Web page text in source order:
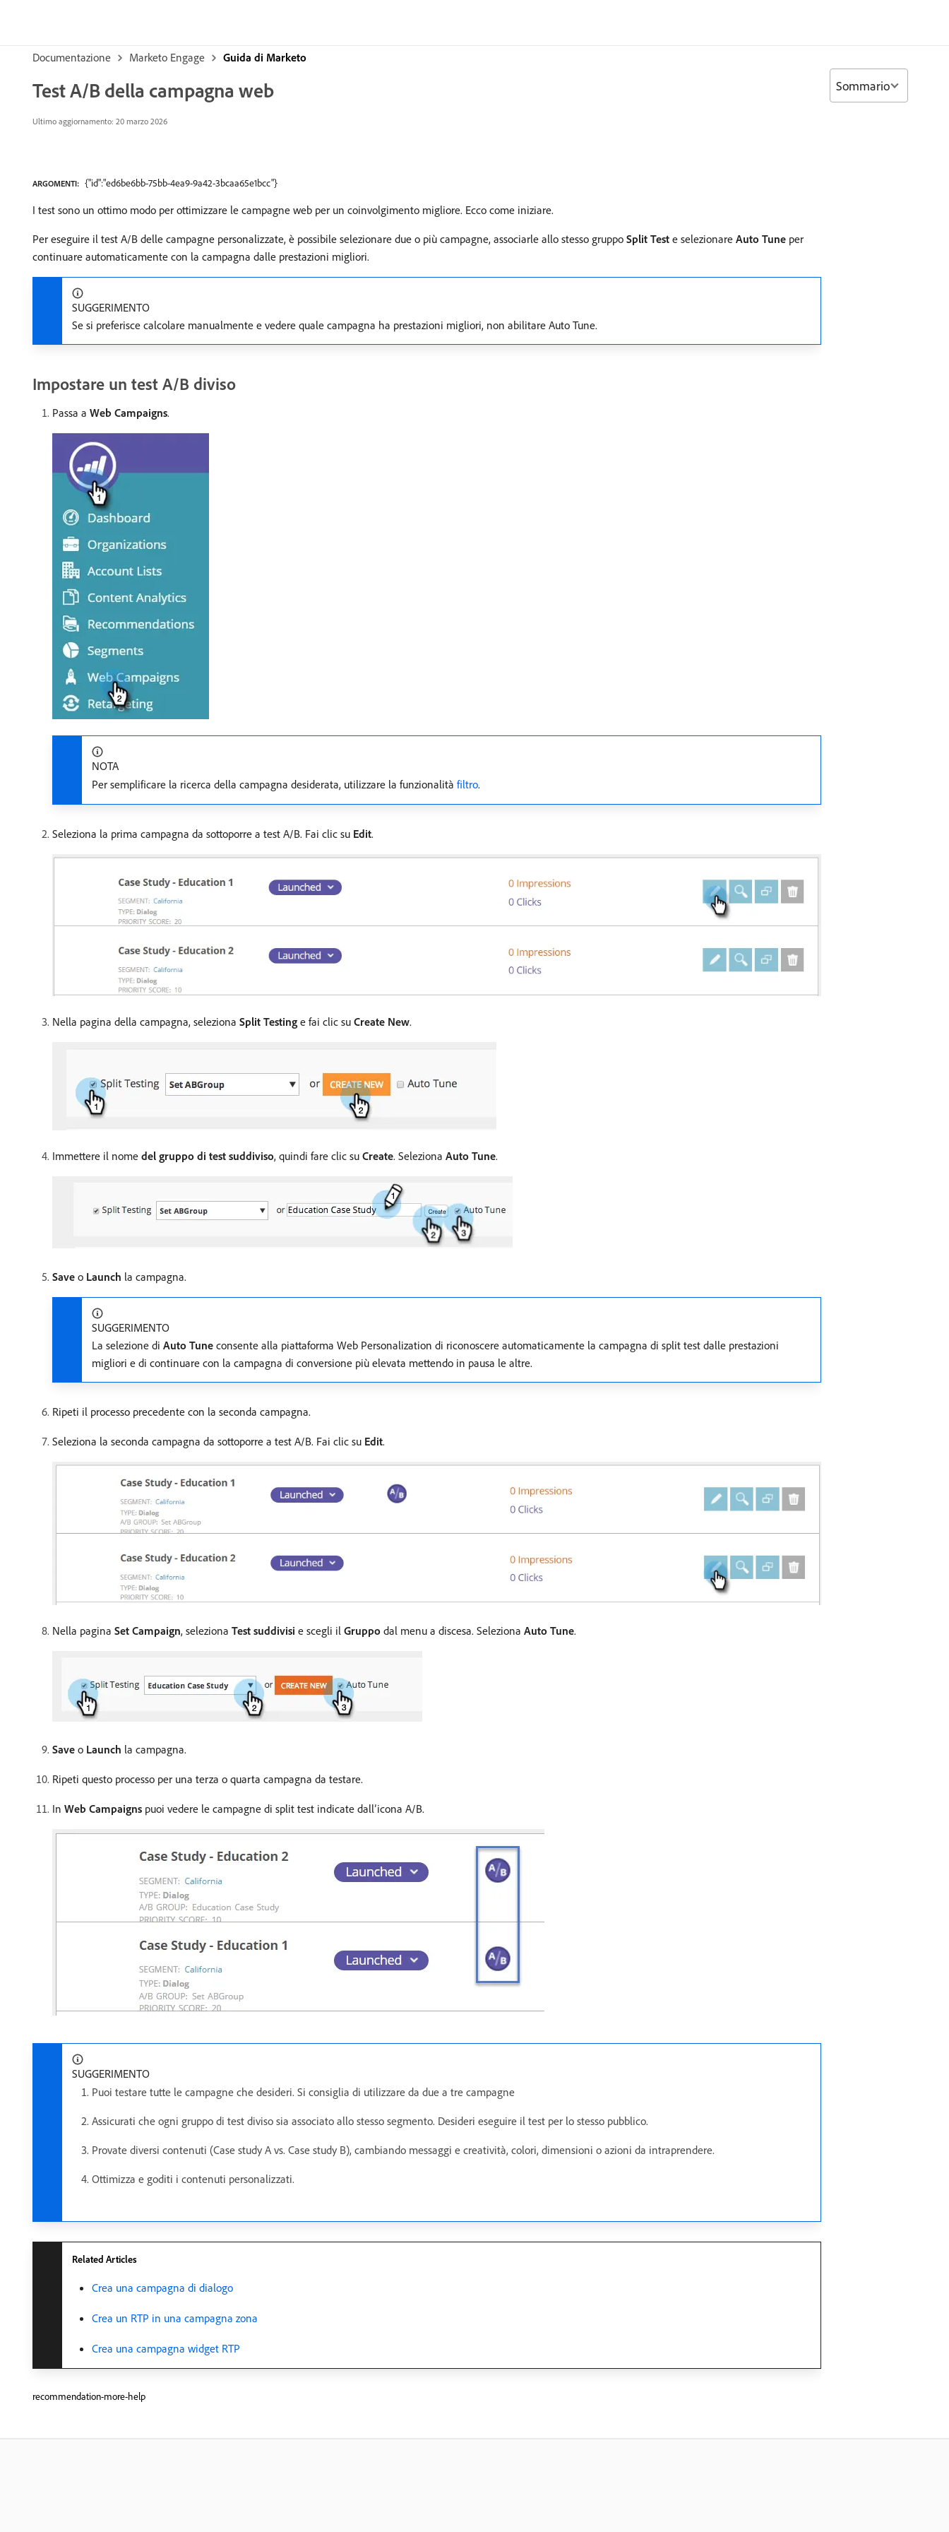
Documentazione Marketo Engage Guida di Marketo
Test A/B della campagna web
Ultimo aggiornamento: 20 marzo 2026
ARGOMENTI: {"id":"ed6be6bb-75bb-4ea9-9a42-3bcaa65e1bcc"}
I test sono un ottimo modo per ottimizzare le campagne web per un coinvolgimento migliore. Ecco come iniziare.
Per eseguire il test A/B delle campagne personalizzate, è possibile selezionare due o più campagne, associarle allo stesso gruppo Split Test e selezionare Auto Tune per
continuare automaticamente con la campagna dalle prestazioni migliori.
SUGGERIMENTO
Se si preferisce calcolare manualmente e vedere quale campagna ha prestazioni migliori, non abilitare Auto Tune.
Impostare un test A/B diviso
Passa a Web Campaigns.
NOTA
Per semplificare la ricerca della campagna desiderata, utilizzare la funzionalità filtro.
Seleziona la prima campagna da sottoporre a test A/B. Fai clic su Edit.
Nella pagina della campagna, seleziona Split Testing e fai clic su Create New.
Immettere il nome del gruppo di test suddiviso, quindi fare clic su Create. Seleziona Auto Tune.
Save o Launch la campagna.
SUGGERIMENTO
La selezione di Auto Tune consente alla piattaforma Web Personalization di riconoscere automaticamente la campagna di split test dalle prestazioni
migliori e di continuare con la campagna di conversione più elevata mettendo in pausa le altre.
Ripeti il processo precedente con la seconda campagna.
Seleziona la seconda campagna da sottoporre a test A/B. Fai clic su Edit.
Nella pagina Set Campaign, seleziona Test suddivisi e scegli il Gruppo dal menu a discesa. Seleziona Auto Tune.
Save o Launch la campagna.
Ripeti questo processo per una terza o quarta campagna da testare.
In Web Campaigns puoi vedere le campagne di split test indicate dall’icona A/B.
SUGGERIMENTO
Puoi testare tutte le campagne che desideri. Si consiglia di utilizzare da due a tre campagne
Assicurati che ogni gruppo di test diviso sia associato allo stesso segmento. Desideri eseguire il test per lo stesso pubblico.
Provate diversi contenuti (Case study A vs. Case study B), cambiando messaggi e creatività, colori, dimensioni o azioni da intraprendere.
Ottimizza e goditi i contenuti personalizzati.
Related Articles
Crea una campagna di dialogo
Crea un RTP in una campagna zona
Crea una campagna widget RTP
recommendation-more-help
Sommario